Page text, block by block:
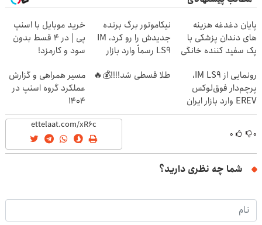
پایان دغدغه هزینه
های دندان پزشکی با
پک سفید کننده خانگی
نیکاموتور برگ برنده
جدیدش را رو کرد، IM
LS9 رسماً وارد بازار
خرید موبایل با اسنپ
پی | در ۴ قسط بدون
سود و کارمزد!
رونمایی از IM LS9،
پرچم‌دار فوق‌لوکس
EREV وارد بازار ایران
شد
طلا قسطی شد!!!!💰🔥
مسیر همراهی و گزارش
عملکرد گروه اسنپ در
۱۴۰۴
۰ ۰
شما چه نظری دارید؟